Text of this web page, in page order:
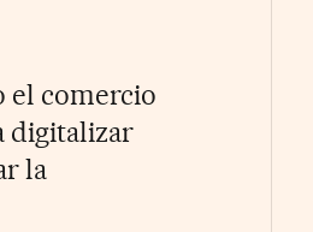
el comercio
digitalizar
la